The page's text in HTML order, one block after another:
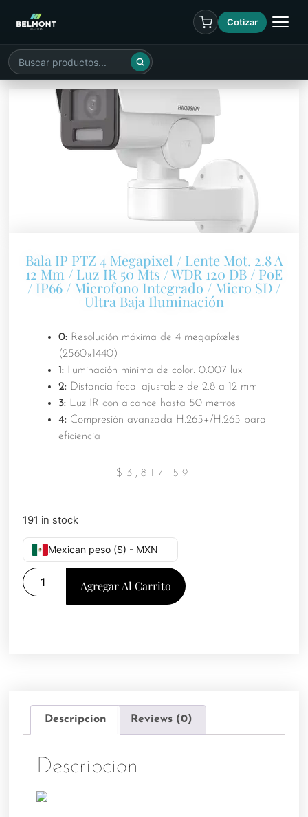
Cotizar
Bala IP PTZ 4 Megapixel / Lente Mot. 2.8 A
12 Mm / Luz IR 50 Mts / WDR 120 DB / PoE
/ IP66 / Microfono Integrado / Micro SD /
Ultra Baja Iluminación
0: Resolución máxima de 4 megapíxeles
(2560×1440)
1: Iluminación mínima de color: 0.007 lux
2: Distancia focal ajustable de 2.8 a 12 mm
3: Luz IR con alcance hasta 50 metros
4: Compresión avanzada H.265+/H.265 para
eficiencia
$ 3,817.59
191 in stock
Mexican peso ($) - MXN
Agregar Al Carrito
Descripcion Reviews (0)
Descripcion